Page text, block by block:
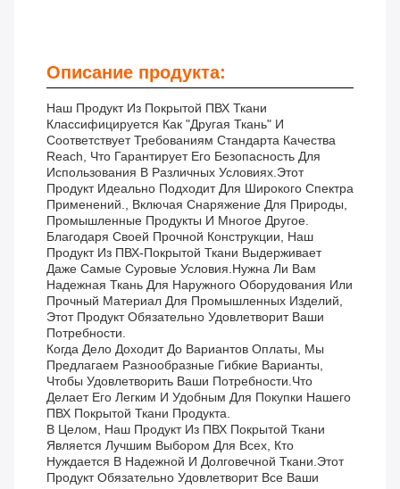
Описание продукта:
Наш Продукт Из Покрытой ПВХ Ткани
Классифицируется Как "другая Ткань" И
Соответствует Требованиям Стандарта Качества
Reach, Что Гарантирует Его Безопасность Для
Использования В Различных Условиях.Этот
Продукт Идеально Подходит Для Широкого Спектра
Применений., Включая Снаряжение Для Природы,
Промышленные Продукты И Многое Другое.
Благодаря Своей Прочной Конструкции, Наш
Продукт Из ПВХ-Покрытой Ткани Выдерживает
Даже Самые Суровые Условия.Нужна Ли Вам
Надежная Ткань Для Наружного Оборудования Или
Прочный Материал Для Промышленных Изделий,
Этот Продукт Обязательно Удовлетворит Ваши
Потребности.
Когда Дело Доходит До Вариантов Оплаты, Мы
Предлагаем Разнообразные Гибкие Варианты,
Чтобы Удовлетворить Ваши Потребности.что
Делает Его Легким И Удобным Для Покупки Нашего
ПВХ Покрытой Ткани Продукта.
В Целом, Наш Продукт Из ПВХ Покрытой Ткани
Является Лучшим Выбором Для Всех, Кто
Нуждается В Надежной И Долговечной Ткани.Этот
Продукт Обязательно Удовлетворит Все Ваши